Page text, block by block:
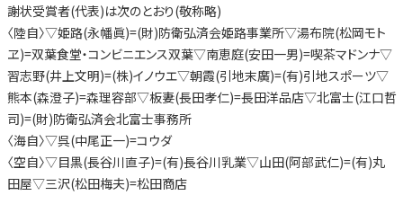
謝状受賞者(代表)は次のとおり(敬称略)
〈陸自〉▽姫路(永幡眞)=(財)防衛弘済会姫路事業所▽湯布院(松岡モト
ヱ)=双葉食堂・コンビニエンス双葉▽南恵庭(安田一男)=喫茶マドンナ▽
習志野(井上文明)=(株)イノウエ▽朝霞(引地末廣)=(有)引地スポーツ▽
熊本(森澄子)=森理容部▽板妻(長田孝仁)=長田洋品店▽北富士(江口哲
司)=(財)防衛弘済会北富士事務所
〈海自〉▽呉(中尾正一)=コウダ
〈空自〉▽目黒(長谷川直子)=(有)長谷川乳業▽山田(阿部武仁)=(有)丸
田屋▽三沢(松田梅夫)=松田商店